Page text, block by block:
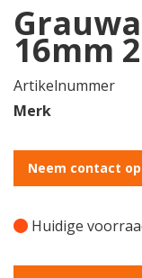
16mm
Artikelnummer
Merk
Neem contact
Huidige